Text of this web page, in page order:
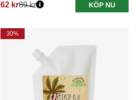
62 kr
Ordinarie pris:
89 kr KÖP NU
30%